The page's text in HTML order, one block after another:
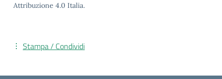
Attribuzione 4.0 Italia.
Stampa / Condividi